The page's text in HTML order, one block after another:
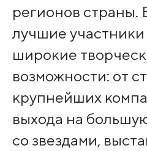
регионов страны.
лучшие
широкие
возможности: от
крупнейших
выхода на
со звездами,